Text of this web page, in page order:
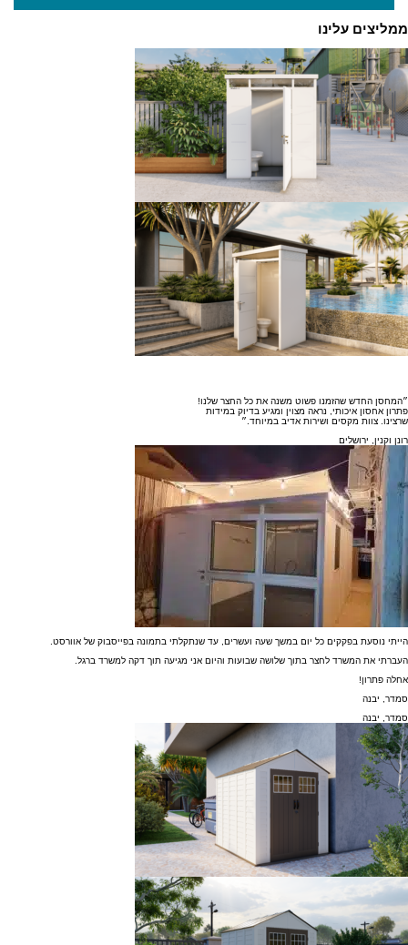
ממליצים עלינו
״המחסן החדש שהזמנו פשוט משנה את כל החצר שלנו!
פתרון אחסון איכותי, נראה מצוין ומגיע בדיוק במידות
שרצינו. צוות מקסים ושירות אדיב במיוחד.״
רונן וקנין, ירושלים
הייתי נוסעת בפקקים כל יום במשך שעה ועשרים, עד שנתקלתי בתמונה בפייסבוק של אוורסט.
העברתי את המשרד לחצר בתוך שלושה שבועות והיום אני מגיעה תוך דקה למשרד ברגל.
אחלה פתרון!
סמדר, יבנה
סמדר, יבנה